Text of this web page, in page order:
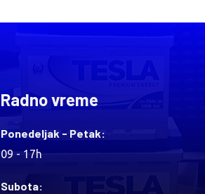
Radno vreme
Ponedeljak - Petak:
09 - 17h
Subota: